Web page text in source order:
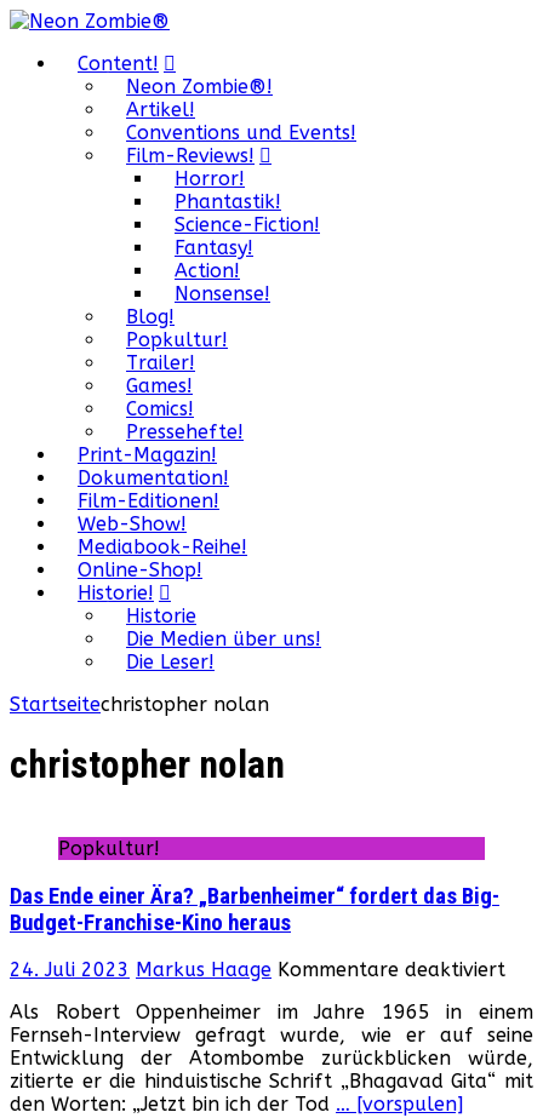
Content!
Neon Zombie®!
Artikel!
Conventions und Events!
Film-Reviews!
Horror!
Phantastik!
Science-Fiction!
Fantasy!
Action!
Nonsense!
Blog!
Popkultur!
Trailer!
Games!
Comics!
Pressehefte!
Print-Magazin!
Dokumentation!
Film-Editionen!
Web-Show!
Mediabook-Reihe!
Online-Shop!
Historie!
Historie
Die Medien über uns!
Die Leser!
Startseitechristopher nolan
christopher nolan
Popkultur!
Das Ende einer Ära? „Barbenheimer“ fordert das Big-
Budget-Franchise-Kino heraus
24. Juli 2023 Markus Haage Kommentare deaktiviertfür
Als Robert Oppenheimer im Jahre 1965 in einem
Fernseh-Interview gefragt wurde, wie er auf seine
Entwicklung der Atombombe zurückblicken würde,
zitierte er die hinduistische Schrift „Bhagavad Gita“ mit
den Worten: „Jetzt bin ich der Tod … [vorspulen]